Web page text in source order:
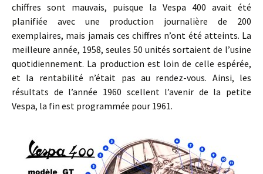
chiffres sont mauvais, puisque la Vespa 400 avait été
planifiée avec une production journalière de 200
exemplaires, mais jamais ces chiffres n’ont été atteints. La
meilleure année, 1958, seules 50 unités sortaient de l’usine
quotidiennement. La production est loin de celle espérée,
et la rentabilité n’était pas au rendez-vous. Ainsi, les
résultats de l’année 1960 scellent l’avenir de la petite
Vespa, la fin est programmée pour 1961.